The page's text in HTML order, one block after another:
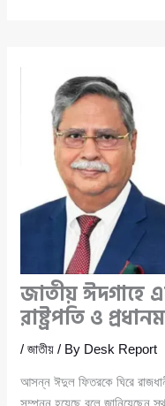
জাতীয় ঈদগাহে
রাষ্ট্রপতি ও
/জাতীয় / By Desk Report
আসন্ন ঈদুল ফিতরকে ঘিরে
সম্পন্ন হয়েছে বলে জানিয়েছেন